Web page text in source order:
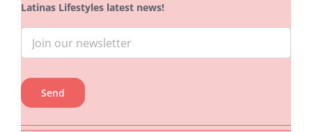
Latinas Lifestyles latest news!